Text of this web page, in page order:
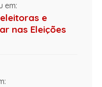
em:
eleitoras e
nas Eleições